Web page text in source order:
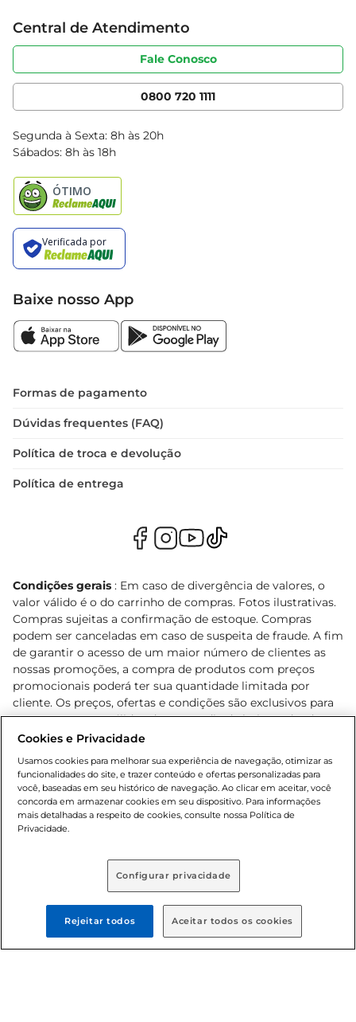
Sobre privacidade
Portal do fornecedor
Cencosud Media
Produtos Bretas
Código de ética
Serviços
Clube Bretas
Blog Bretas
Black Friday
Central de Atendimento
Fale Conosco
0800 720 1111
Segunda à Sexta: 8h às 20h
Sábados: 8h às 18h
Baixe nosso App
Formas de pagamento
Dúvidas frequentes (FAQ)
Política de troca e devolução
Política de entrega
Condições gerais : Em caso de divergência de valores, o
valor válido é o do carrinho de compras. Fotos ilustrativas.
Compras sujeitas a confirmação de estoque. Compras
podem ser canceladas em caso de suspeita de fraude. A fim
de garantir o acesso de um maior número de clientes as
nossas promoções, a compra de produtos com preços
promocionais poderá ter sua quantidade limitada por
cliente. Os preços, ofertas e condições são exclusivos para
o e-commerce e válidos durante o dia de hoje, podendo
sofrer alterações sem prévia notificação. Proibida a venda
Lei n.º 8069/90, art. 81, inciso II (Estatuto da Criança e do
Adolescente). Preços e condições exclusivos para o
www.bretas.com.br, podendo sofrer alterações sem aviso
prévio. O valor mínimo para as compras on-line é de R$
80,00.
© 2025 Copyright. Todos os direitos
reservados Bretas.
Cookies e Privacidade
Usamos cookies para melhorar sua experiência de navegação, otimizar as
funcionalidades do site, e trazer conteúdo e ofertas personalizadas para
você, baseadas em seu histórico de navegação. Ao clicar em aceitar, você
concorda em armazenar cookies em seu dispositivo. Para informações
mais detalhadas a respeito de cookies, consulte nossa Política de
Privacidade.
Configurar privacidade
Rejeitar todos Aceitar todos os cookies